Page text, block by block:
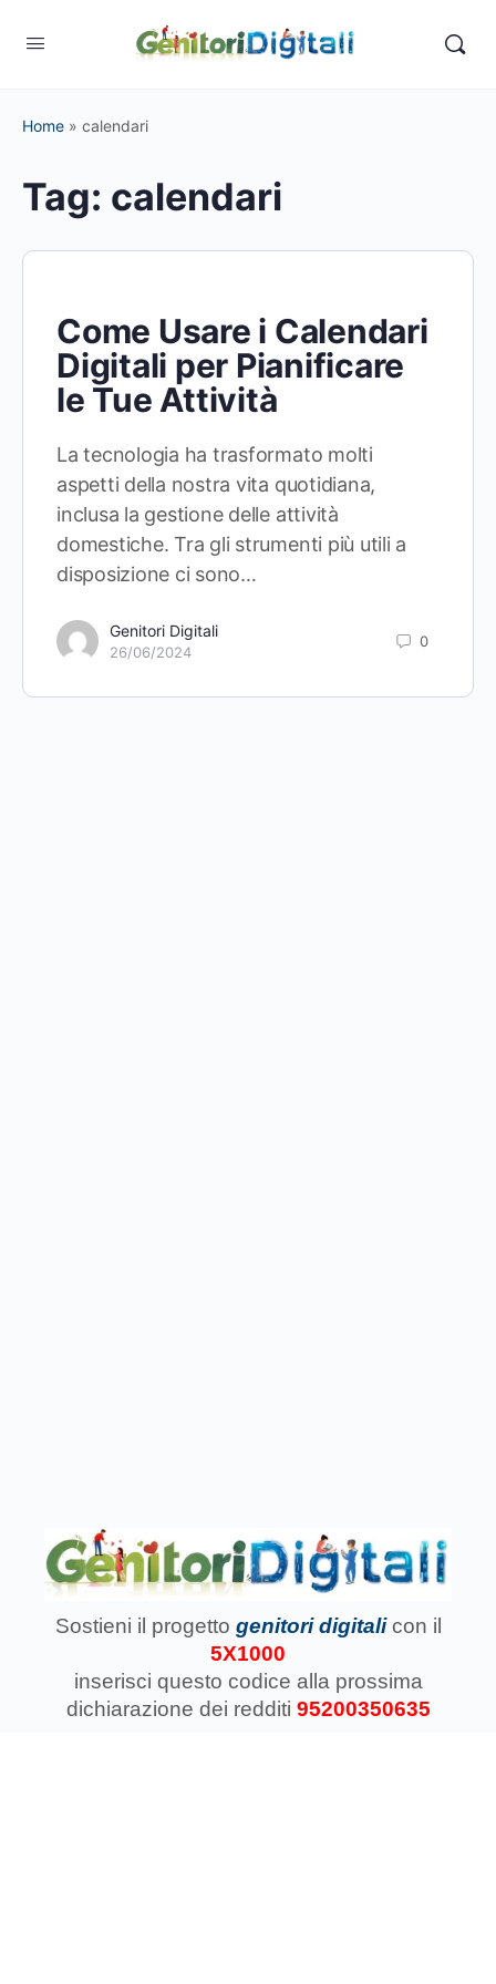
Home » calendari
Tag: calendari
Come Usare i Calendari
Digitali per Pianificare
le Tue Attività
La tecnologia ha trasformato molti
aspetti della nostra vita quotidiana,
inclusa la gestione delle attività
domestiche. Tra gli strumenti più utili a
disposizione ci sono…
Genitori Digitali
26/06/2024
0
Sostieni il progetto genitori digitali con il
5X1000
inserisci questo codice alla prossima
dichiarazione dei redditi 95200350635